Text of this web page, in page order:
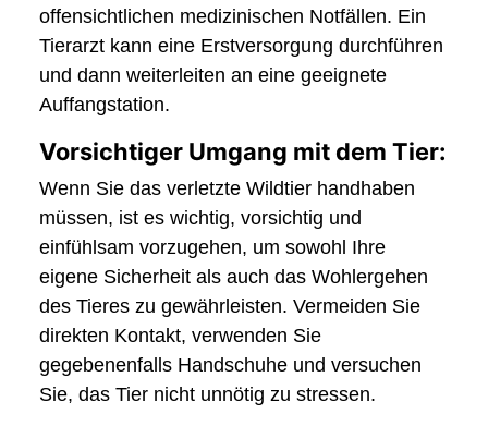
offensichtlichen medizinischen Notfällen. Ein
Tierarzt kann eine Erstversorgung durchführen
und dann weiterleiten an eine geeignete
Auffangstation.
Vorsichtiger Umgang mit dem Tier:
Wenn Sie das verletzte Wildtier handhaben
müssen, ist es wichtig, vorsichtig und
einfühlsam vorzugehen, um sowohl Ihre
eigene Sicherheit als auch das Wohlergehen
des Tieres zu gewährleisten. Vermeiden Sie
direkten Kontakt, verwenden Sie
gegebenenfalls Handschuhe und versuchen
Sie, das Tier nicht unnötig zu stressen.